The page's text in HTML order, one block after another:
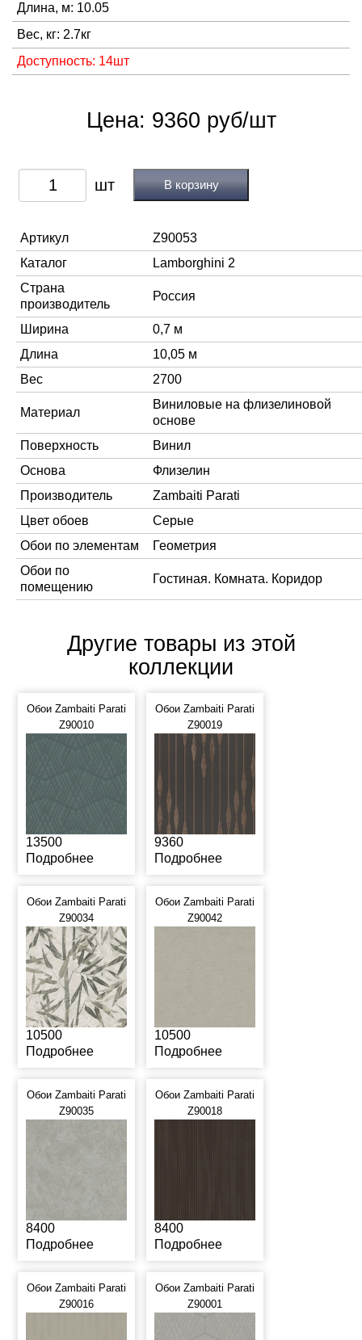
Длина, м: 10.05
Вес, кг: 2.7кг
Доступность: 14шт
Цена: 9360 руб/шт
В корзину
Артикул
Z90053
Каталог
Lamborghini 2
Страна
производитель
Россия
Ширина
0,7 м
Длина
10,05 м
Вес
2700
Материал
Виниловые на флизелиновой
основе
Поверхность
Винил
Основа
Флизелин
Производитель
Zambaiti Parati
Цвет обоев
Серые
Обои по элементам
Геометрия
Обои по
помещению
Гостиная. Комната. Коридор
Другие товары из этой
коллекции
Обои Zambaiti Parati
Z90010
13500
Подробнее
Обои Zambaiti Parati
Z90019
9360
Подробнее
Обои Zambaiti Parati
Z90034
10500
Подробнее
Обои Zambaiti Parati
Z90042
10500
Подробнее
Обои Zambaiti Parati
Z90035
8400
Подробнее
Обои Zambaiti Parati
Z90018
8400
Подробнее
Обои Zambaiti Parati
Z90016
Обои Zambaiti Parati
Z90001